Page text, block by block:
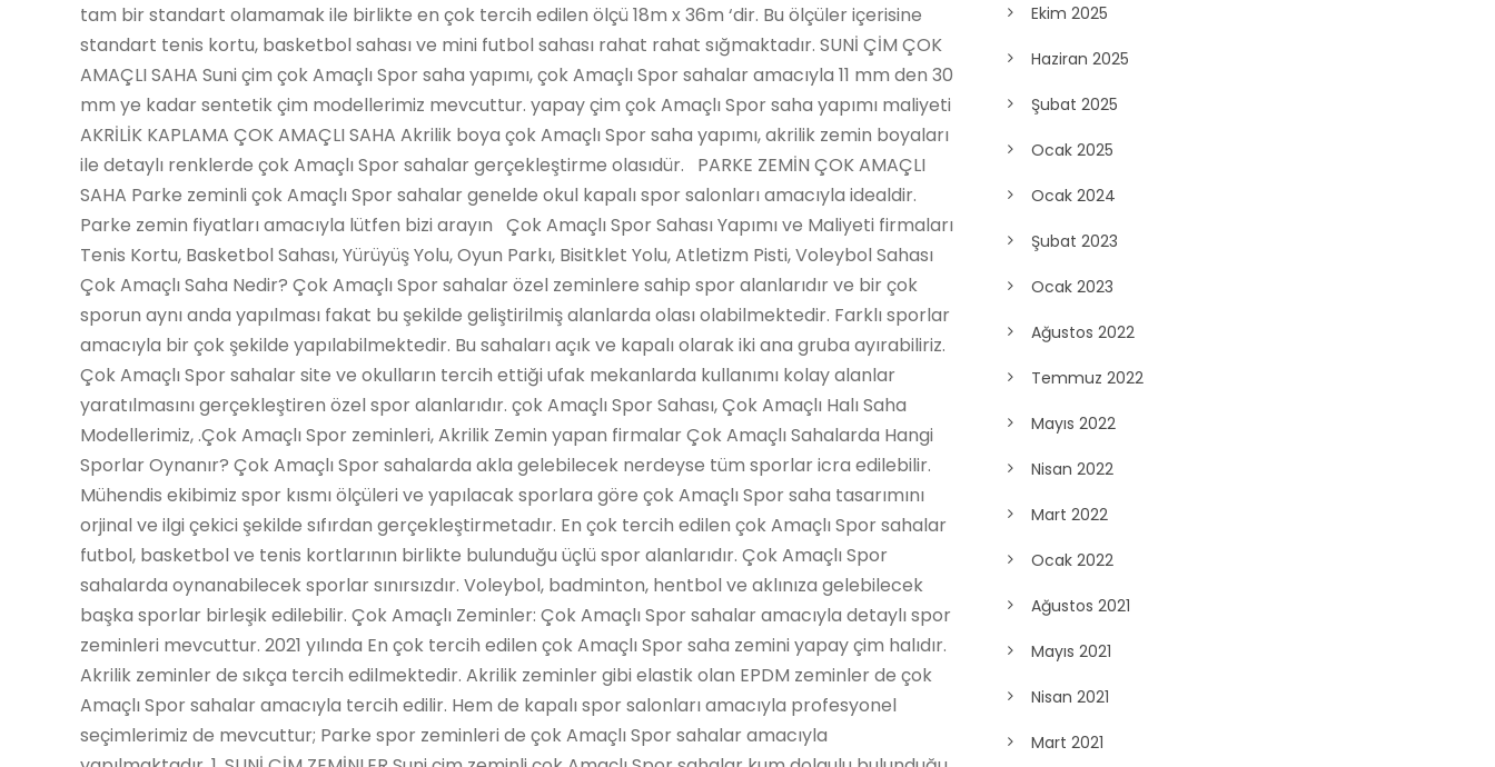
Ekim 2025
Haziran 2025
Şubat 2025
Ocak 2025
Ocak 2024
Şubat 2023
Ocak 2023
Ağustos 2022
Temmuz 2022
Mayıs 2022
Nisan 2022
Mart 2022
Ocak 2022
Ağustos 2021
Mayıs 2021
Nisan 2021
Mart 2021